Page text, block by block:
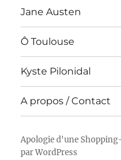
Jane Austen
Ô Toulouse
Kyste Pilonidal
A propos / Contact
Apologie d'une
par WordPress